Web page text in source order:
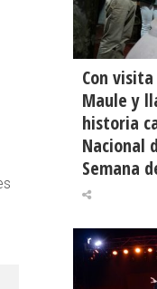
Con
Maule y
historia
Nacional
Semana